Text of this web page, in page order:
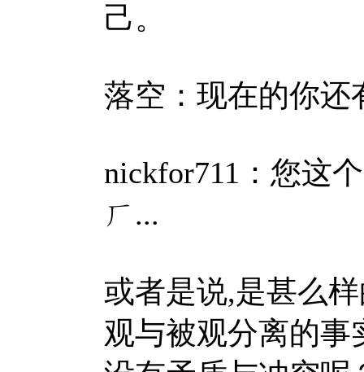
己。
落空：现在的你还
nickfor711：您这
ㄏ...
或者是说,是甚么
观与被观分离的事